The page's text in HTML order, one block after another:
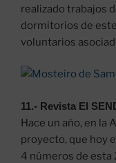
realizado trabajos
dormitorios de
voluntarios
11.- Revista El
Hace un año, en la
proyecto, que hoy
4 números de esta